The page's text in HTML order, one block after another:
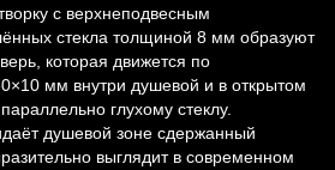
с верхнеподвесным
стекла толщиной 8 мм образуют
которая движется по
мм внутри душевой и в открытом
глухому стеклу.
душевой зоне сдержанный
выглядит в современном